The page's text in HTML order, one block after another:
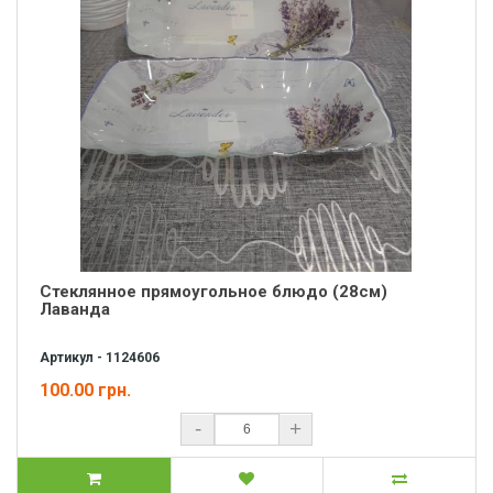
Стеклянное прямоугольное блюдо (28см)
Лаванда
Артикул - 1124606
100.00 грн.
- +